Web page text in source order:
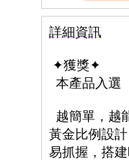
詳細資訊
✦獲獎✦
本產品入選
越簡單，越
黃金比例設
易抓握，搭